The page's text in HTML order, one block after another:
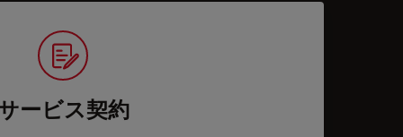
ービス契約